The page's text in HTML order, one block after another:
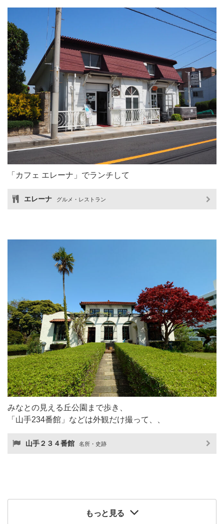
「カフェ エレーナ」でランチして
エレーナ グルメ・レストラン
みなとの見える丘公園まで歩き、
「山手234番館」などは外観だけ撮って、、
山手２３４番館 名所・史跡
もっと見る